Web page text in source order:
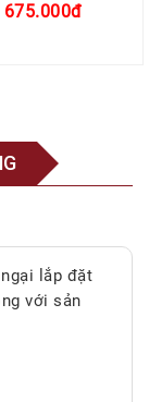
675.000đ
lắp đặt
với sản